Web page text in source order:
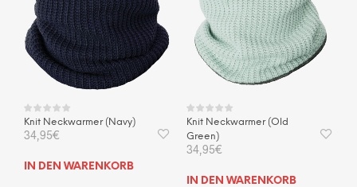
Knit Neckwarmer (Navy)
34,95€
IN DEN WARENKORB
Knit Neckwarmer (Old
Green)
34,95€
IN DEN WARENKORB